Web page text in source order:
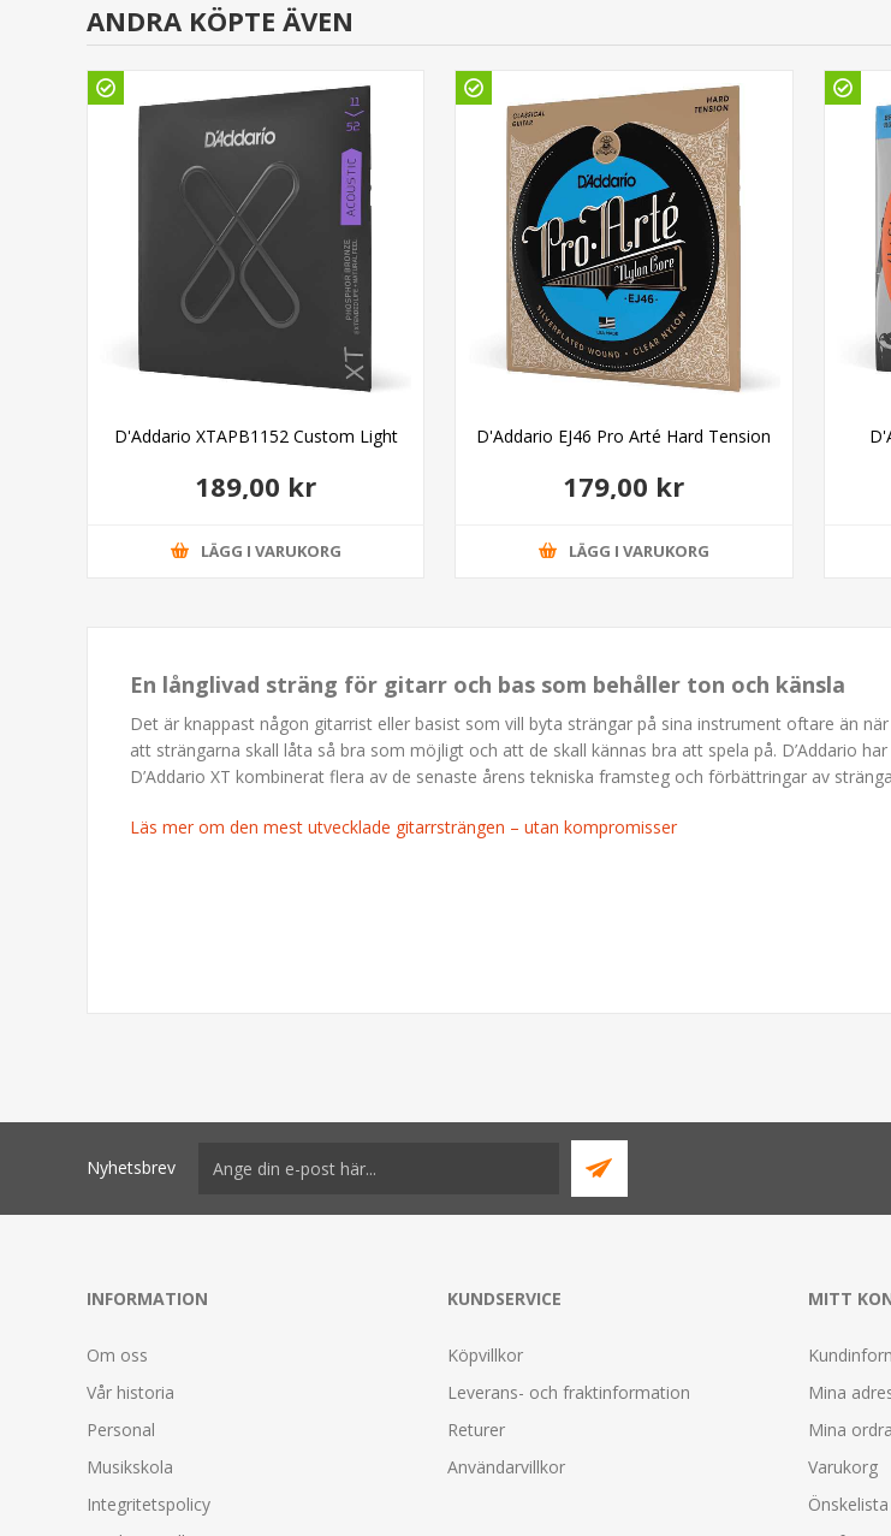
ANDRA KÖPTE ÄVEN
D'Addario XTAPB1152 Custom Light
189,00 kr
LÄGG I VARUKORG
D'Addario EJ46 Pro Arté Hard Tension
179,00 kr
LÄGG I VARUKORG
En långlivad sträng för gitarr och bas som behåller ton och känsla
Det är knappast någon gitarrist eller basist som vill byta strängar på sina instrument oftare än
att strängarna skall låta så bra som möjligt och att de skall kännas bra att spela på. D’Addario
D’Addario XT kombinerat flera av de senaste årens tekniska framsteg och förbättringar av
Läs mer om den mest utvecklade gitarrsträngen – utan kompromisser
Nyhetsbrev
INFORMATION
Om oss
Vår historia
Personal
Musikskola
Integritetspolicy
KUNDSERVICE
Köpvillkor
Leverans- och fraktinformation
Returer
Användarvillkor
MITT
Mina
Mina
Varukorg
Önskelista